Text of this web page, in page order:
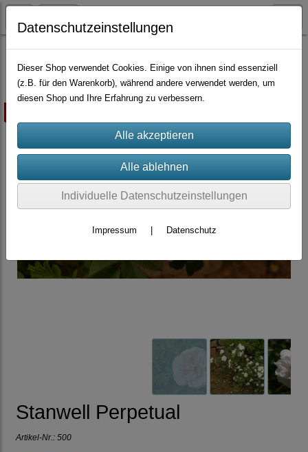
Container-Rosen
Stanwell Perpetual
Artikel-Nr.: 500
Datenschutzeinstellungen
Dieser Shop verwendet Cookies. Einige von ihnen sind essenziell
(z.B. für den Warenkorb), während andere verwendet werden, um
diesen Shop und Ihre Erfahrung zu verbessern.
Individuelle Datenschutzeinstellungen
Impressum Datenschutz